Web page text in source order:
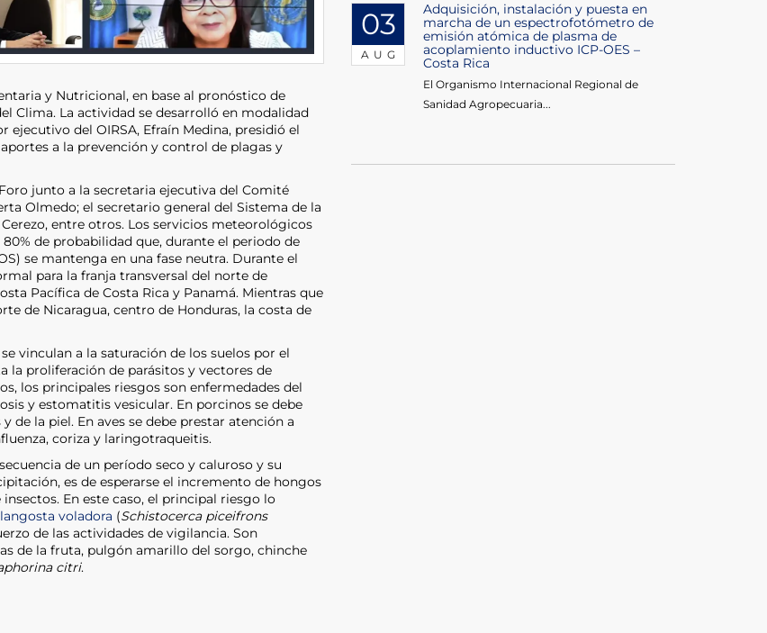
y Nutricional, en base al pronóstico de
Clima. La actividad se desarrolló en modalidad
ejecutivo del OIRSA, Efraín Medina, presidió el
a la prevención y control de plagas y
junto a la secretaria ejecutiva del Comité
Olmedo; el secretario general del Sistema de la
entre otros. Los servicios meteorológicos
de probabilidad que, durante el periodo de
se mantenga en una fase neutra. Durante el
para la franja transversal del norte de
Pacífica de Costa Rica y Panamá. Mientras que
de Nicaragua, centro de Honduras, la costa de
se vinculan a la saturación de los suelos por el
la proliferación de parásitos y vectores de
los principales riesgos son enfermedades del
y estomatitis vesicular. En porcinos se debe
de la piel. En aves se debe prestar atención a
coriza y laringotraqueitis.
de un período seco y caluroso y su
es de esperarse el incremento de hongos
En este caso, el principal riesgo lo
langosta voladora (Schistocerca piceifrons
de las actividades de vigilancia. Son
de la fruta, pulgón amarillo del sorgo, chinche
citri.
03
AUG
Adquisición, instalación y puesta en
marcha de un espectrofotómetro de
emisión atómica de plasma de
acoplamiento inductivo ICP-OES –
Costa Rica
El Organismo Internacional Regional de
Sanidad Agropecuaria...